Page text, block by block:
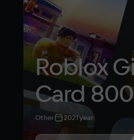
Roblox
Card 800
Robux
Other 2021 year